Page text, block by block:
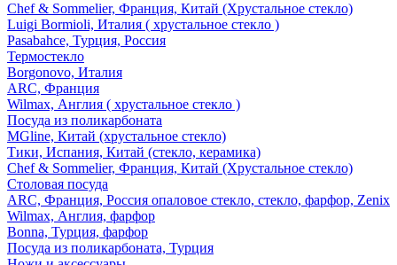
Chef & Sommelier, Франция, Китай (Хрустальное стекло)
Luigi Bormioli, Италия ( хрустальное стекло )
Pasabahce, Турция, Россия
Термостекло
Borgonovo, Италия
ARC, Франция
Wilmax, Англия ( хрустальное стекло )
Посуда из поликарбоната
MGline, Китай (хрустальное стекло)
Тики, Испания, Китай (стекло, керамика)
Chef & Sommelier, Франция, Китай (Хрустальное стекло)
Столовая посуда
ARC, Франция, Россия опаловое стекло, стекло, фарфор, Zenix
Wilmax, Англия, фарфор
Bonna, Турция, фарфор
Посуда из поликарбоната, Турция